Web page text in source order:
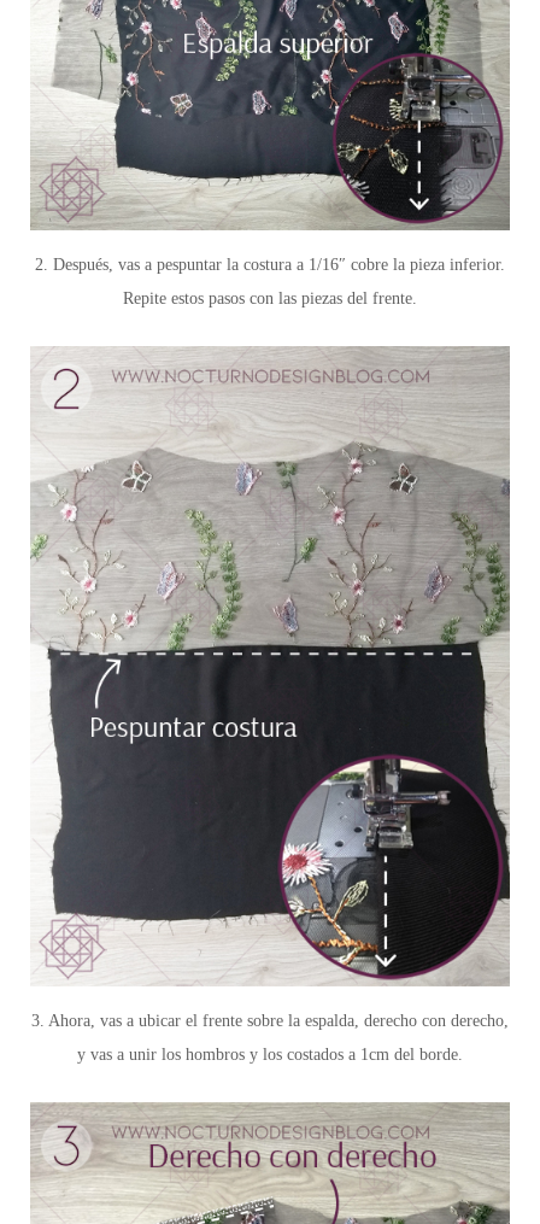
2. Después, vas a pespuntar la costura a 1/16″ cobre la pieza inferior.
Repite estos pasos con las piezas del frente.
3. Ahora, vas a ubicar el frente sobre la espalda, derecho con derecho,
y vas a unir los hombros y los costados a 1cm del borde.